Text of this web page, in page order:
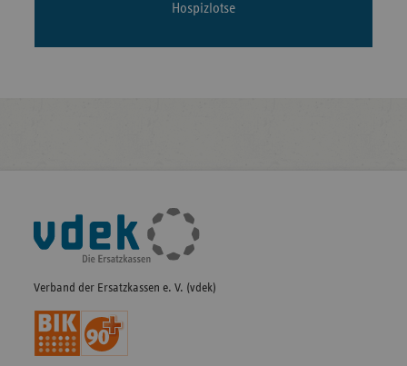
Hospizlotse
Fußleisten-
Navigation
Verband der Ersatzkassen e. V. (vdek)